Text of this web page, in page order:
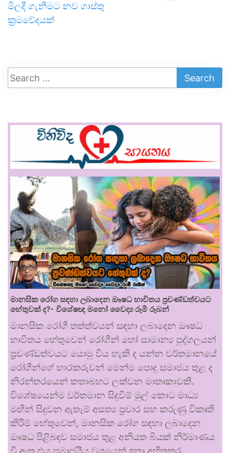
මිලදී ගැනීමට නව ගාස්තු
ක්‍රමවේදයක් ‍
මානසික රෝග සඳහා ලබාදෙන ඖෂධ භාවිතය ප්‍රචණ්ඩත්වයට
හේතුවක් ද?- විශේෂඥ මනෝ වෛද්‍ය රූමි රූබන්
මානසික රෝගී තත්ත්වයන් සඳහා ලබාදෙන ඖෂධ
භාවිතය හේතුවෙන් රෝගීන් හෝ සාමාන්‍ය පුද්ගලයන්
ප්‍රචණ්ඩත්වයට යොමු විය හැකි ද යන්න වර්තමානයේ
රෝගීන්ගේ භාරකරුවන් මෙන්ම පොදු සමාජය තුළ ද
නිරන්තරයෙන් කතාබහට ලක්වන මාතෘකාවකි.
විශේෂයෙන්ම වර්තමාන සිදුවීම් මුල් කොට මාධ්‍ය
මඟින් සිදුවන ඇතැම් අසත්‍ය ප්‍රචාර සහ කරුණු විකෘති
කිරීම් හේතුවෙන්, මානසික රෝග සඳහා ලබාදෙන
ඖෂධ පිළිබඳව සමාජය තුළ අනියත බියක් නිර්මාණය
වී ඇත.එය සමාජයීය වශයෙන් ඉතා අහිතකර